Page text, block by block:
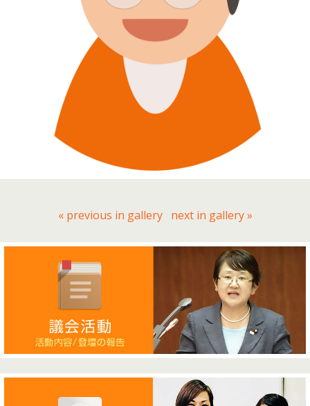
« previous in gallery next in gallery »